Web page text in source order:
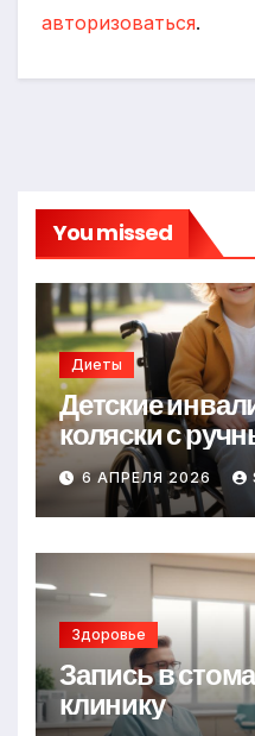
авторизоваться.
You missed
Диеты
Детские
коляски с
6 АПРЕЛЯ 2026
Здоровье
Запись в
клинику